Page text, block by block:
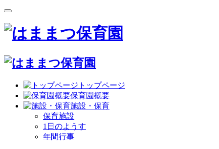
トップページ
保育園概要
施設・保育
保育施設
1日のようす
年間行事